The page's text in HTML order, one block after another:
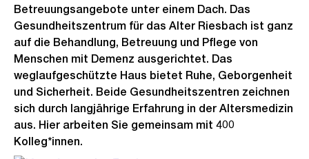
Betreuungsangebote unter einem Dach. Das
Gesundheitszentrum für das Alter Riesbach ist ganz
auf die Behandlung, Betreuung und Pflege von
Menschen mit Demenz ausgerichtet. Das
weglaufgeschützte Haus bietet Ruhe, Geborgenheit
und Sicherheit. Beide Gesundheitszentren zeichnen
sich durch langjährige Erfahrung in der Altersmedizin
aus. Hier arbeiten Sie gemeinsam mit 400
Kolleg*innen.